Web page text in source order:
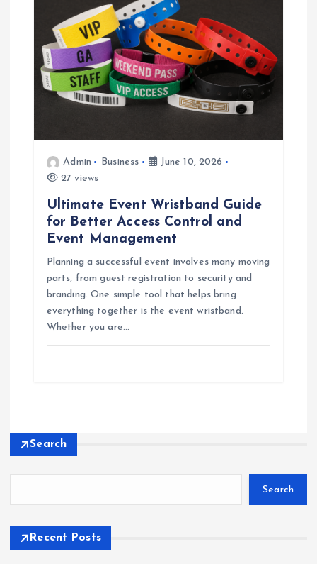
Admin Business
June 10, 2026
27 views
Ultimate Event Wristband Guide
for Better Access Control and
Event Management
Planning a successful event involves many moving
parts, from guest registration to security and
branding. One simple tool that helps bring
everything together is the event wristband.
Whether you are…
Search
Search
Recent Posts